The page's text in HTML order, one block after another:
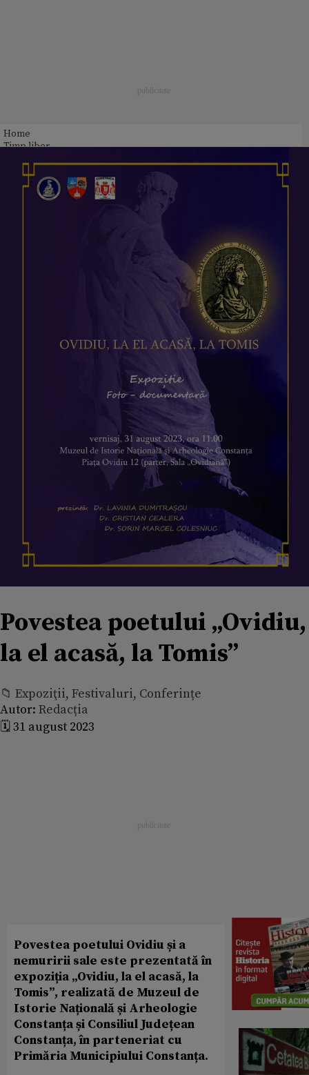
Home
Timp liber
Povestea poetului „Ovidiu,
la el acasă, la Tomis”
📁 Expoziţii, Festivaluri, Conferințe
Autor: Redacția
🗓️ 31 august 2023
Povestea poetului Ovidiu și a
nemuririi sale este prezentată în
expoziția „Ovidiu, la el acasă, la
Tomis”, realizată de Muzeul de
Istorie Națională și Arheologie
Constanța și Consiliul Județean
Constanța, în parteneriat cu
Primăria Municipiului Constanța.